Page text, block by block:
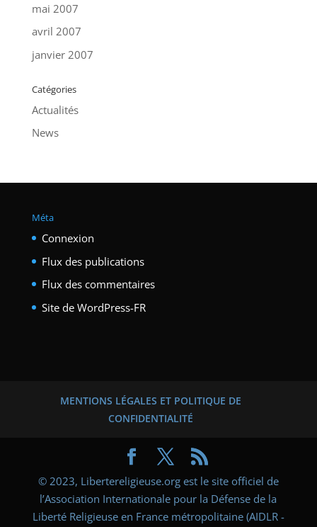
mai 2007
avril 2007
janvier 2007
Catégories
Actualités
News
Méta
Connexion
Flux des publications
Flux des commentaires
Site de WordPress-FR
MENTIONS LÉGALES ET POLITIQUE DE
CONFIDENTIALITÉ
© 2023, Libertereligieuse.org est le site officiel de
l’Association Internationale pour la Défense de la
Liberté Religieuse en France métropolitaine (AIDLR -